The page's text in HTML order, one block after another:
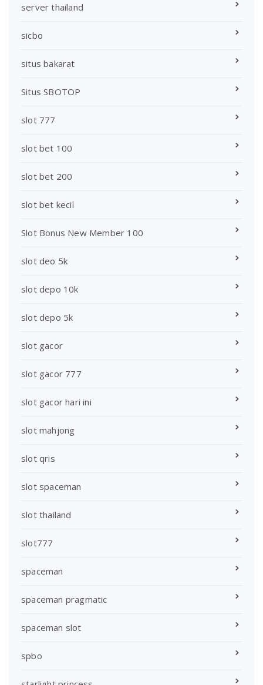
server thailand
sicbo
situs bakarat
Situs SBOTOP
slot 777
slot bet 100
slot bet 200
slot bet kecil
Slot Bonus New Member 100
slot deo 5k
slot depo 10k
slot depo 5k
slot gacor
slot gacor 777
slot gacor hari ini
slot mahjong
slot qris
slot spaceman
slot thailand
slot777
spaceman
spaceman pragmatic
spaceman slot
spbo